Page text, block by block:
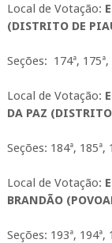
Local de Votação:
(DISTRITO DE
Seções: 174ª, 175ª,
Local de Votação:
DA PAZ
Seções: 184ª, 185ª,
Local de Votação:
BRANDÃO
Seções: 193ª, 194ª,